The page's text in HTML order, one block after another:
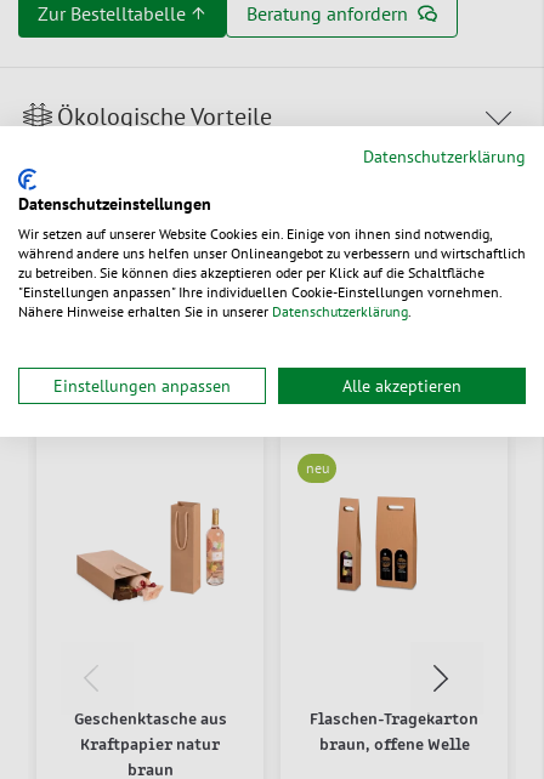
Zur Bestelltabelle ↑ Beratung anfordern
Ökologische Vorteile
Dokumente
Alternative Produkte
Geschenktasche aus
Kraftpapier natur
braun
neu
Flaschen-Tragekarton
braun, offene Welle
Datenschutzerklärung
Datenschutzeinstellungen
Wir setzen auf unserer Website Cookies ein. Einige von ihnen sind notwendig,
während andere uns helfen unser Onlineangebot zu verbessern und wirtschaftlich
zu betreiben. Sie können dies akzeptieren oder per Klick auf die Schaltfläche
"Einstellungen anpassen" Ihre individuellen Cookie-Einstellungen vornehmen.
Nähere Hinweise erhalten Sie in unserer Datenschutzerklärung.
Einstellungen anpassen Alle akzeptieren